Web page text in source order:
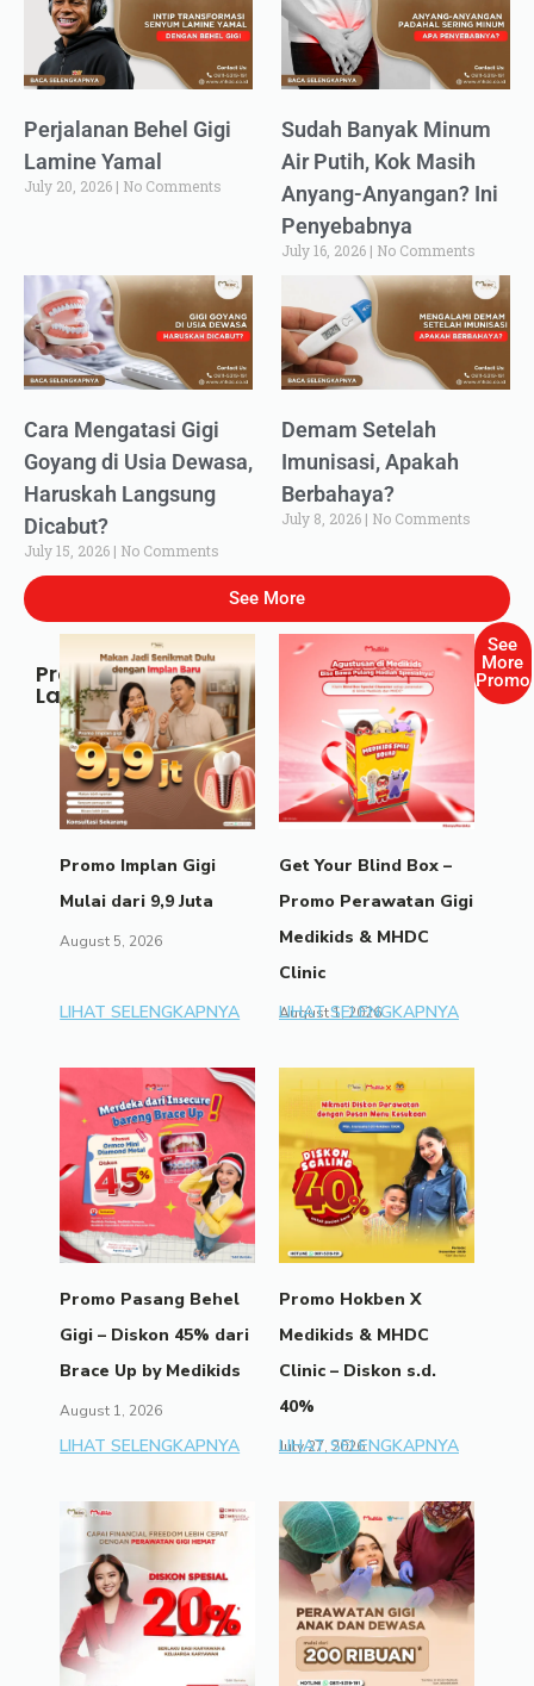
Perjalanan Behel Gigi
Lamine Yamal
July 20, 2026 No Comments
Sudah Banyak Minum
Air Putih, Kok Masih
Anyang-Anyangan? Ini
Penyebabnya
July 16, 2026 No Comments
Cara Mengatasi Gigi
Goyang di Usia Dewasa,
Haruskah Langsung
Dicabut?
July 15, 2026 No Comments
Demam Setelah
Imunisasi, Apakah
Berbahaya?
July 8, 2026 No Comments
See More
Promo
Lainnya
Promo Implan Gigi
Mulai dari 9,9 Juta
August 5, 2026
LIHAT SELENGKAPNYA
Get Your Blind Box –
Promo Perawatan Gigi
Medikids & MHDC
Clinic
August 1, 2026
LIHAT SELENGKAPNYA
Promo Pasang Behel
Gigi – Diskon 45% dari
Brace Up by Medikids
August 1, 2026
LIHAT SELENGKAPNYA
Promo Hokben X
Medikids & MHDC
Clinic – Diskon s.d.
40%
July 27, 2026
LIHAT SELENGKAPNYA
See
More
Promo